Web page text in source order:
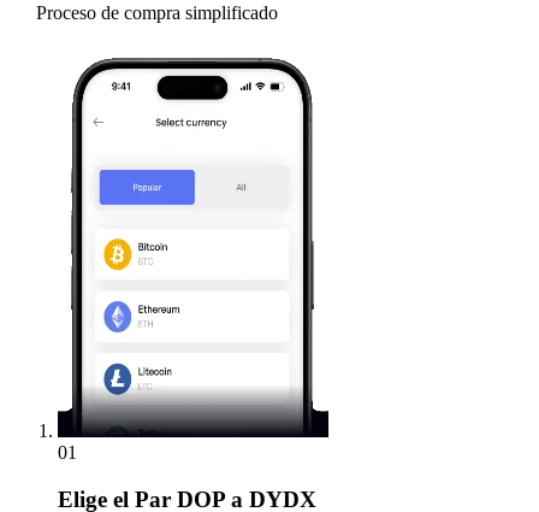
Proceso de compra simplificado
01
Elige el Par DOP a DYDX